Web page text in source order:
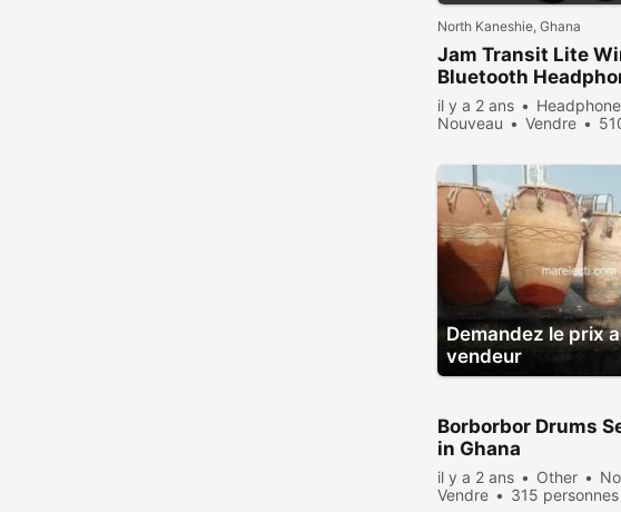
North Kaneshie, Ghana
Jam Transit Lite
Bluetooth
il y a 2 ans
Nouveau
Vendre
Demandez le prix
vendeur
Borborbor Drums
in Ghana
il y a 2 ans Other
Vendre
315